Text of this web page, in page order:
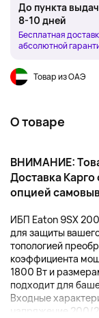
До пункта
8-10 дней
Бесплатная
абсолютной
Товар из ОАЭ
О товаре
ВНИМАНИЕ:
Доставка
опцией
ИБП Eaton 9SX
для защиты
топологией
коэффициента
1800 Вт и
подходит для
Входные
напряжение 200/